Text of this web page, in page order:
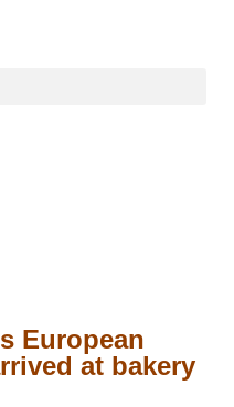
European
at bakery